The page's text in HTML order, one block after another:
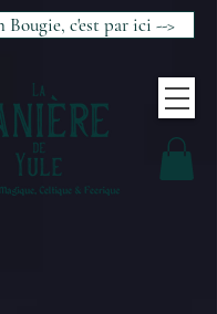
Bougie, c'est par ici -->